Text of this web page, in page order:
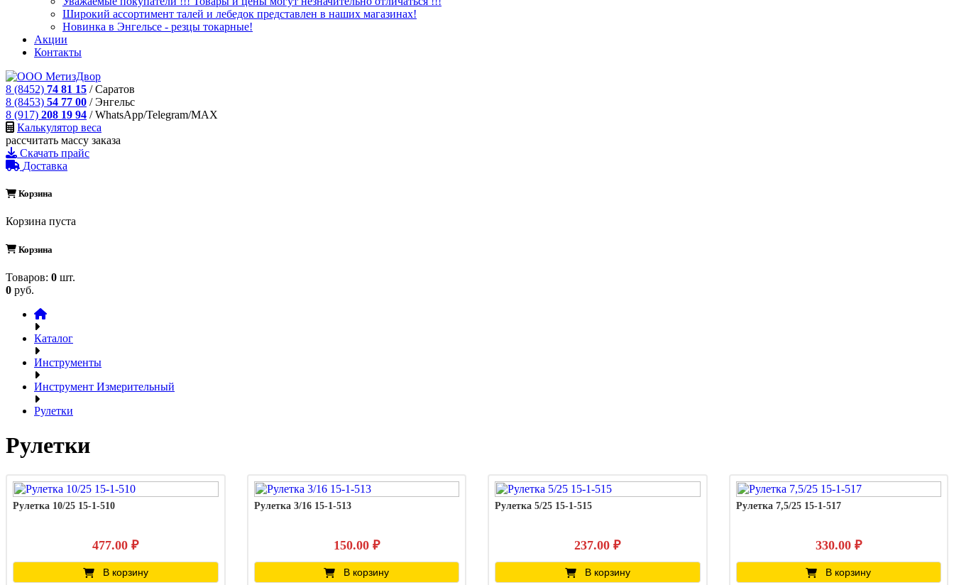
Широкий ассортимент талей и лебедок представлен в наших магазинах!
Новинка в Энгельсе - резцы токарные!
Акции
Контакты
8 (8452) 74 81 15 / Саратов
8 (8453) 54 77 00 / Энгельс
8 (917) 208 19 94 / WhatsApp/Telegram/MAX
Калькулятор веса
рассчитать массу заказа
Скачать прайс
Доставка
Корзина
Корзина пуста
Корзина
Товаров: 0 шт.
0 руб.
Каталог
Инструменты
Инструмeнт Измерительный
Рулетки
Рулетки
Рулетка 10/25 15-1-510
477.00 ₽
В корзину
Рулетка 3/16 15-1-513
150.00 ₽
В корзину
Рулетка 5/25 15-1-515
237.00 ₽
В корзину
Рулетка 7,5/25 15-1-517
330.00 ₽
В корзину